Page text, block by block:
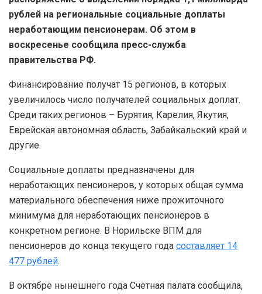
рублей на региональные социальные доплаты
неработающим пенсионерам. Об этом в
воскресенье сообщила пресс-служба
правительства РФ.
Финансирование получат 15 регионов, в которых
увеличилось число получателей социальных доплат.
Среди таких регионов – Бурятия, Карелия, Якутия,
Еврейская автономная область, Забайкальский край и
другие.
Социальные доплаты предназначены для
неработающих пенсионеров, у которых общая сумма
материального обеспечения ниже прожиточного
минимума для неработающих пенсионеров в
конкретном регионе. В Норильске ВПМ для
пенсионеров до конца текущего года составляет 14
477 рублей.
В октябре нынешнего года Счетная палата сообщила,